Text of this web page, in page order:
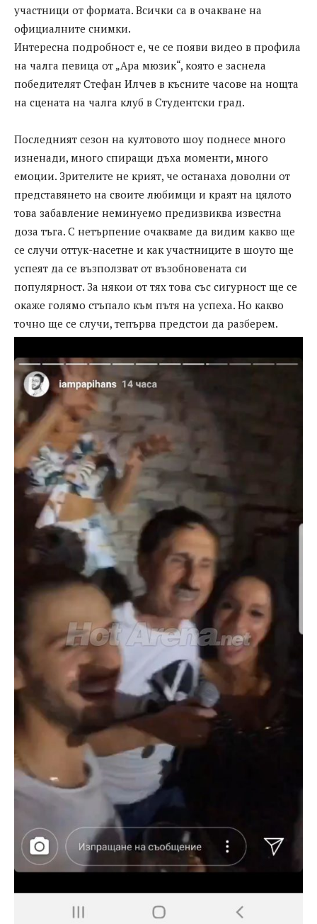
участници от формата. Всички са в очакване на
официалните снимки.
Интересна подробност е, че се появи видео в профила
на чалга певица от „Ара мюзик“, която е заснела
победителят Стефан Илчев в късните часове на нощта
на сцената на чалга клуб в Студентски град.
Последният сезон на култовото шоу поднесе много
изненади, много спиращи дъха моменти, много
емоции. Зрителите не крият, че останаха доволни от
представянето на своите любимци и краят на цялото
това забавление неминуемо предизвиква известна
доза тъга. С нетърпение очакваме да видим какво ще
се случи оттук-насетне и как участниците в шоуто ще
успеят да се възползват от възобновената си
популярност. За някои от тях това със сигурност ще се
окаже голямо стъпало към пътя на успеха. Но какво
точно ще се случи, тепърва предстои да разберем.